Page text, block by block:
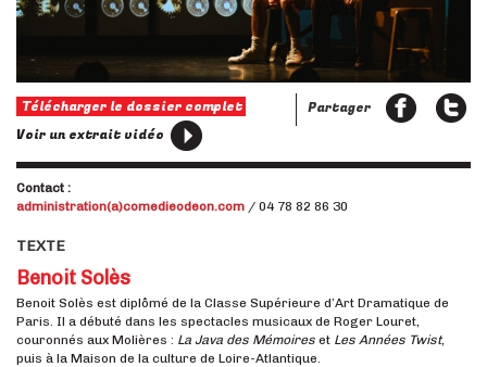
Télécharger le dossier complet
Partager
Voir un extrait vidéo
Contact :
administration(a)comedieodeon.com / 04 78 82 86 30
TEXTE
Benoit Solès
Benoit Solès est diplômé de la Classe Supérieure d’Art Dramatique de
Paris. Il a débuté dans les spectacles musicaux de Roger Louret,
couronnés aux Molières : La Java des Mémoires et Les Années Twist,
puis à la Maison de la culture de Loire-Atlantique.